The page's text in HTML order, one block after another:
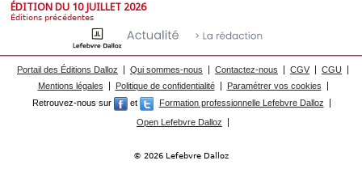
ÉDITION DU 10 JUILLET 2026
Éditions précédentes
Portail des Éditions Dalloz Qui sommes-nous Contactez-nous CGV
CGU
Mentions légales
Politique de confidentialité
Paramétrer vos cookies
Retrouvez-nous sur
et
Formation professionnelle Lefebvre Dalloz
Open Lefebvre Dalloz
© 2026 Lefebvre Dalloz